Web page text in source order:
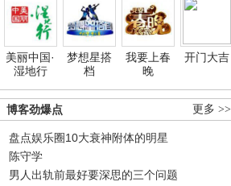
美丽中国·
湿地行
梦想星搭
档
我要上春
晚
开门大吉
更多 >>
博客劲爆点
盘点娱乐圈10大衰神附体的明星
陈守学
男人出轨前最好要深思的三个问题